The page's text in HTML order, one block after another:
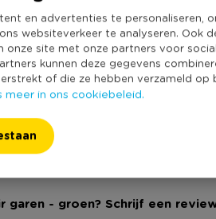
en advertenties te personaliseren,
websiteverkeer te analyseren. Ook
onze site met onze partners voor
kunnen deze gegevens
of die ze hebben verzameld op
meer in ons cookiebeleid.
garen - groen? Schrijf een